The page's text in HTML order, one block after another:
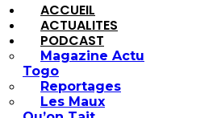
ACCUEIL
ACTUALITES
PODCAST
Magazine Actu
Togo
Reportages
Les Maux